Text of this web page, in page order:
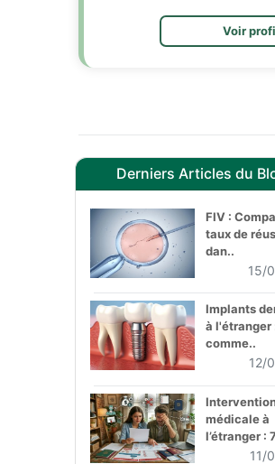
Voir
Derniers Articles du
FIV :
taux de
dan..
15/
Implants
à l'étranger
comme..
12/
médicale à
l’étranger :
11/